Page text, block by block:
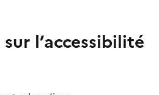
l’accessibilité